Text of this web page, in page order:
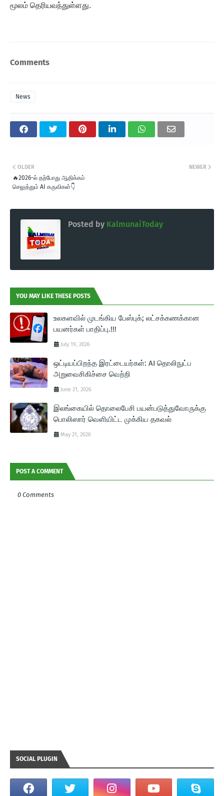
மூலம் தெரியவந்துள்ளது.
Comments
News
NEWER
OLDER
🔥2026-ல் தற்போது ஆதிக்கம்
செலுத்தும் AI கருவிகள்👇
Posted by KalmunaiToday
YOU MAY LIKE THESE POSTS
உலகளவில் முடங்கிய பேஸ்புக்; லட்சக்கணக்கான
பயனர்கள் பாதிப்பு.!!!
July 19, 2026
ஒட்டியப்பிறந்த இரட்டையர்கள்: AI தொலிநுட்ப
அறுவைசிகிச்சை வெற்றி
June 21, 2026
இலங்கையில் தொலைபேசி பயன்படுத்துவோருக்கு
பொலிஸார் வெளியிட்ட முக்கிய தகவல்
May 21, 2026
POST A COMMENT
0 Comments
SOCIAL PLUGIN